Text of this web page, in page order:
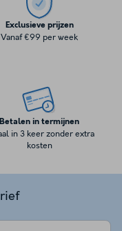
Exclusieve prijzen
Vanaf €99 per week
Betalen in termijnen
in 3 keer zonder extra
kosten